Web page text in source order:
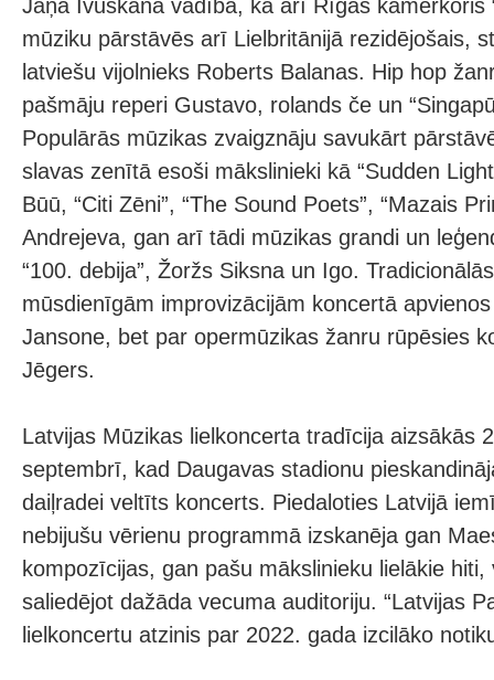
Jāņa Ivuškāna vadībā, kā arī Rīgas kamerkoris
mūziku pārstāvēs arī Lielbritānijā rezidējošais,
latviešu vijolnieks Roberts Balanas. Hip hop
pašmāju reperi Gustavo, rolands če un
Populārās mūzikas zvaigznāju savukārt
slavas zenītā esoši mākslinieki kā “Sudden
Būū, “Citi Zēni”, “The Sound Poets”, “Mazais
Andrejeva, gan arī tādi mūzikas grandi un
“100. debija”, Žoržs Siksna un Igo.
mūsdienīgām improvizācijām koncertā
Jansone, bet par opermūzikas žanru rūpēsies
Jēgers.
Latvijas Mūzikas lielkoncerta tradīcija aizsākās
septembrī, kad Daugavas stadionu
daiļradei veltīts koncerts. Piedaloties Latvijā
nebijušu vērienu programmā izskanēja gan
kompozīcijas, gan pašu mākslinieku lielākie hiti,
saliedējot dažāda vecuma auditoriju. “Latvijas
lielkoncertu atzinis par 2022. gada izcilāko